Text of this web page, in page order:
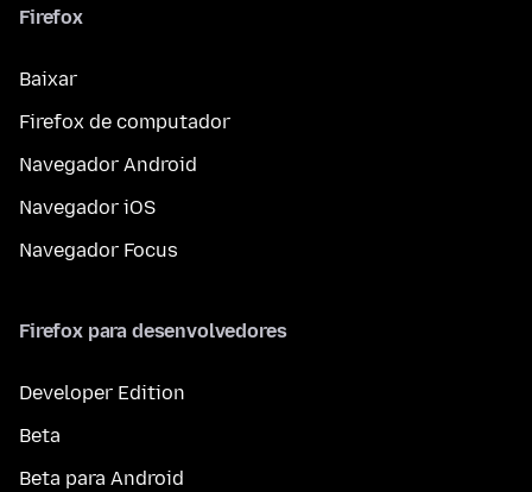
Firefox
Baixar
Firefox de computador
Navegador Android
Navegador iOS
Navegador Focus
Firefox para desenvolvedores
Developer Edition
Beta
Beta para Android